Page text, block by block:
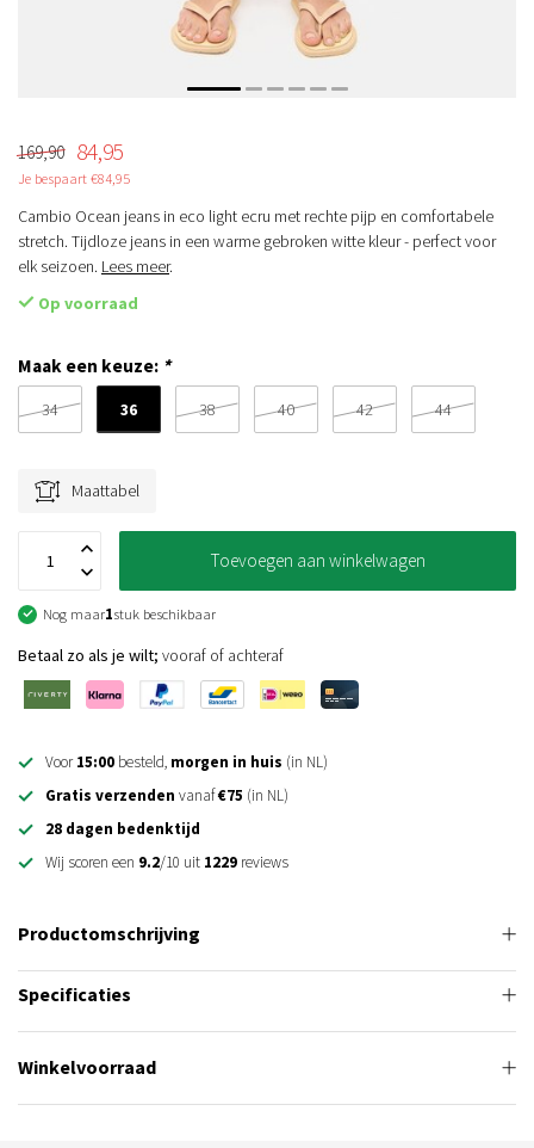
169,90 84,95
Je bespaart €84,95
Cambio Ocean jeans in eco light ecru met rechte pijp en comfortabele
stretch. Tijdloze jeans in een warme gebroken witte kleur - perfect voor
elk seizoen. Lees meer.
Op voorraad
Maak een keuze: *
34 36 38 40 42 44
Maattabel
Toevoegen aan winkelwagen
Nog maar1stuk beschikbaar
Betaal zo als je wilt; vooraf of achteraf
Voor15:00 besteld, morgen in huis (in NL)
Gratis verzenden vanaf€75 (in NL)
28 dagen bedenktijd
Wij scoren een 9.2/10 uit 1229 reviews
Productomschrijving
Specificaties
Winkelvoorraad